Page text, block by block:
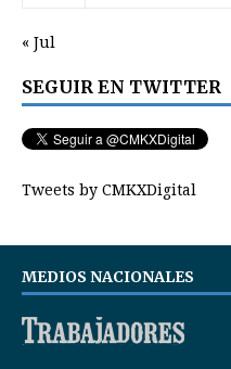
« Jul
SEGUIR EN TWITTER
Tweets by CMKXDigital
MEDIOS NACIONALES